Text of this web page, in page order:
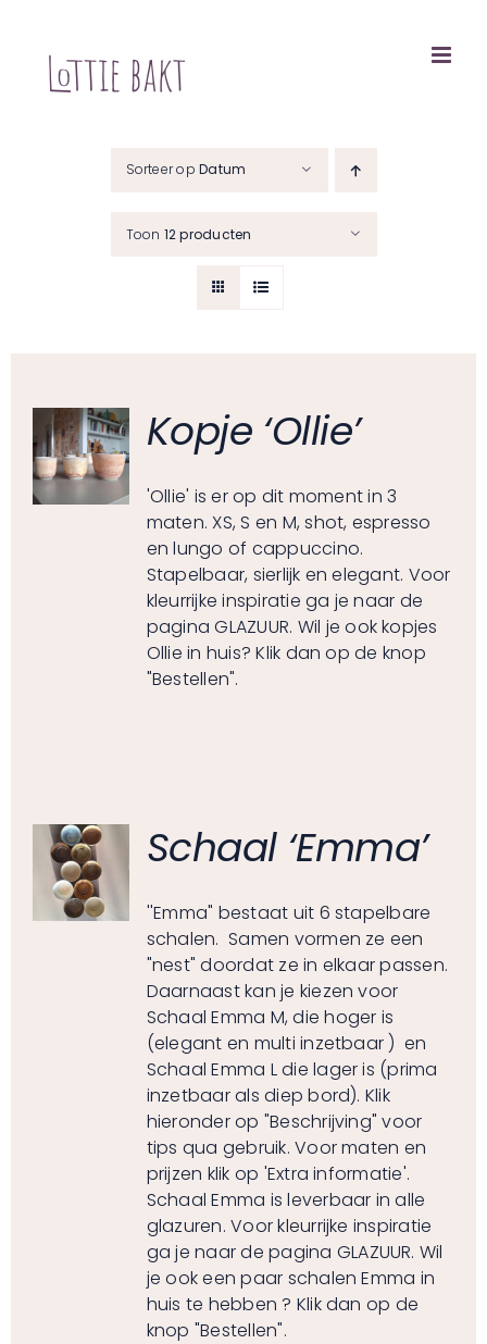
inhoud
Sorteer opDatum
Toon 12 producten
Kopje ‘Ollie’
'Ollie' is er op dit moment in 3
maten. XS, S en M, shot, espresso
en lungo of cappuccino.
Stapelbaar, sierlijk en elegant. Voor
kleurrijke inspiratie ga je naar de
paginaGLAZUUR. Wil je ook kopjes
Ollie in huis? Klik dan op de knop
"Bestellen".
Schaal ‘Emma’
''Emma" bestaat uit 6 stapelbare
schalen. Samen vormen ze een
"nest" doordat ze in elkaar passen.
Daarnaast kan je kiezen voor
Schaal Emma M, die hoger is
(elegant en multi inzetbaar ) en
Schaal Emma L die lager is (prima
inzetbaar als diep bord). Klik
hieronder op "Beschrijving" voor
tips qua gebruik. Voor maten en
prijzen klik op 'Extra informatie'.
Schaal Emma is leverbaar in alle
glazuren. Voor kleurrijke inspiratie
ga je naar de pagina GLAZUUR. Wil
je ook een paar schalen Emma in
huis te hebben ? Klik dan op de
knop "Bestellen".